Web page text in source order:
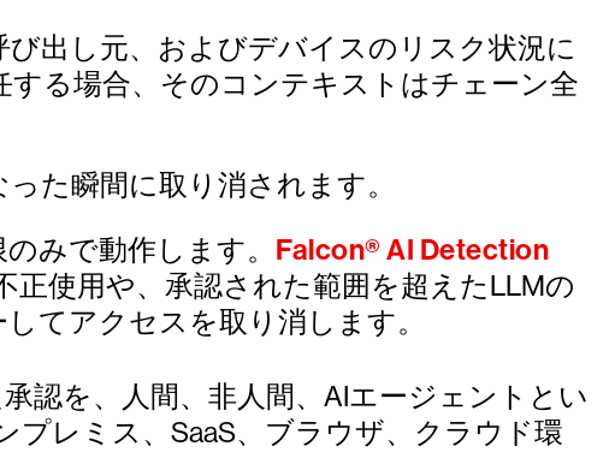
出し元、およびデバイスのリスク状況に
る場合、そのコンテキストはチェーン全
た瞬間に取り消されます。
みで動作します。 Falcon® AI Detection
正使用や、承認された範囲を超えたLLMの
てアクセスを取り消します。
認を、人間、非人間、AIエージェントとい
レミス、SaaS、ブラウザ、クラウド環